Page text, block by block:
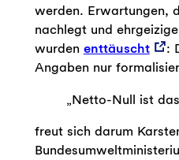
werden. Erwartungen,
nachlegt und
wurden enttäuscht
:
Angaben nur
„Netto-Null ist
freut sich darum